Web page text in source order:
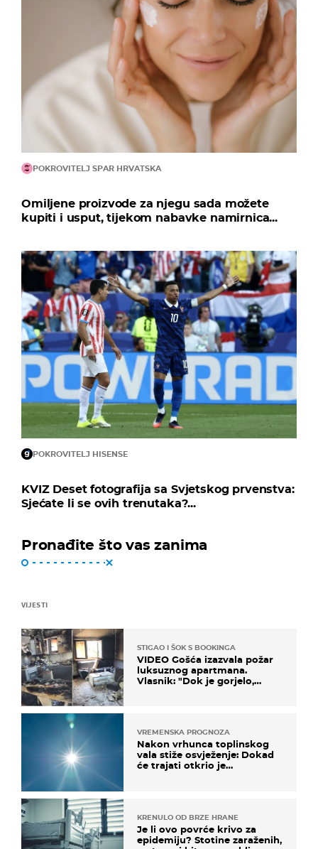
POKROVITELJ SPAR HRVATSKA
Omiljene proizvode za njegu sada možete
kupiti i usput, tijekom nabavke namirnica...
POKROVITELJ HISENSE
KVIZ Deset fotografija sa Svjetskog prvenstva:
Sjećate li se ovih trenutaka?...
Pronađite što vas zanima
VIJESTI
STIGAO I ŠOK S BOOKINGA
VIDEO Gošća izazvala požar
luksuznog apartmana.
Vlasnik: "Dok je gorjelo,
VREMENSKA PROGNOZA
Nakon vrhunca toplinskog
vala stiže osvježenje: Dokad
će trajati otkrio je
KRENULO OD BRZE HRANE
Je li ovo povrće krivo za
epidemiju? Stotine zaraženih,